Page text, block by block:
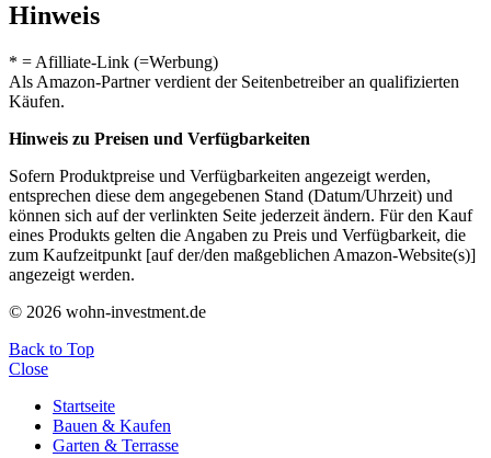
Hinweis
* = Afilliate-Link (=Werbung)
Als Amazon-Partner verdient der Seitenbetreiber an qualifizierten
Käufen.
Hinweis zu Preisen und Verfügbarkeiten
Sofern Produktpreise und Verfügbarkeiten angezeigt werden,
entsprechen diese dem angegebenen Stand (Datum/Uhrzeit) und
können sich auf der verlinkten Seite jederzeit ändern. Für den Kauf
eines Produkts gelten die Angaben zu Preis und Verfügbarkeit, die
zum Kaufzeitpunkt [auf der/den maßgeblichen Amazon-Website(s)]
angezeigt werden.
© 2026 wohn-investment.de
Back to Top
Close
Startseite
Bauen & Kaufen
Garten & Terrasse